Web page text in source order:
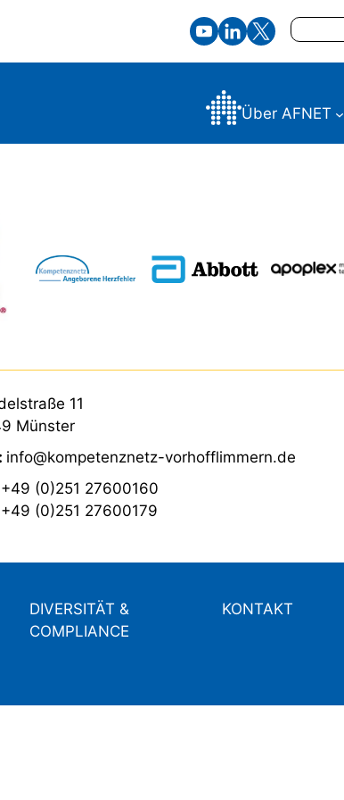
Suchen
Über AFNET
11
Münster
info@kompetenznetz-vorhofflimmern.de
+49 (0)251 27600160
+49 (0)251 27600179
DIVERSITÄT &
COMPLIANCE
KONTAKT